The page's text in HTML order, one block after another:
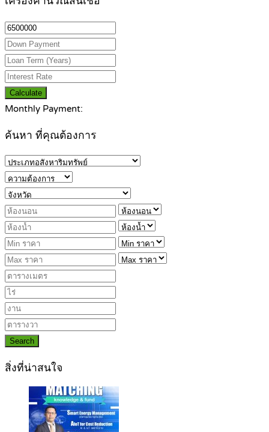
Calculate
Monthly Payment:
ค้นหา ที่คุณต้องการ
Search
สิ่งที่น่าสนใจ